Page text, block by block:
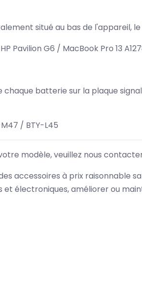
situé au bas de l'appareil,
Pavilion G6 / MacBook Pro 13
batterie sur la plaque
/ BTY-L45
modèle, veuillez nous
accessoires à prix raisonnable
et électroniques, améliorer ou